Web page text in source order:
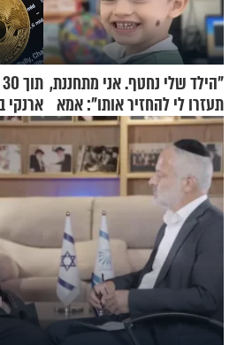
"הילד שלי נחטף. אני מתחננת,
תעזרו לי להחזיר אותו": אמא
של יובל בן ה-4 בריאיון דומע
דולר